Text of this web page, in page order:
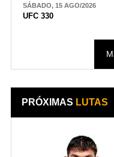
SÁBADO, 15 AGO/2026
UFC 330
PRÓXIMAS LUTAS